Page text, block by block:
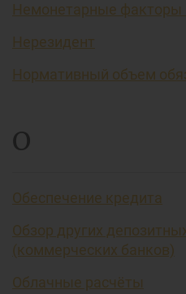
Немонетарные факторы
Нерезидент
Нормативный объем
О
Обеспечение кредита
Обзор других
(коммерческих банков)
Облачные расчёты